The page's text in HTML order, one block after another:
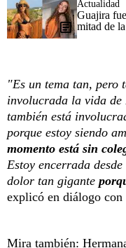
Actualidad
Guajira
mitad de
"Es un tema tan, pero
involucrada la vida de
también está
porque estoy siendo
momento está sin
Estoy encerrada
dolor tan gigante
explicó en diálogo
Mira también: